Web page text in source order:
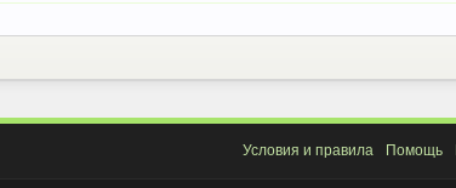
Условия и правила Помощь